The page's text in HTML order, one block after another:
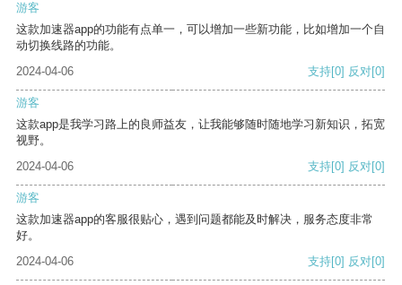
游客
这款加速器app的功能有点单一，可以增加一些新功能，比如增加一个自
动切换线路的功能。
2024-04-06
支持[0] 反对[0]
游客
这款app是我学习路上的良师益友，让我能够随时随地学习新知识，拓宽
视野。
2024-04-06
支持[0] 反对[0]
游客
这款加速器app的客服很贴心，遇到问题都能及时解决，服务态度非常
好。
2024-04-06
支持[0] 反对[0]